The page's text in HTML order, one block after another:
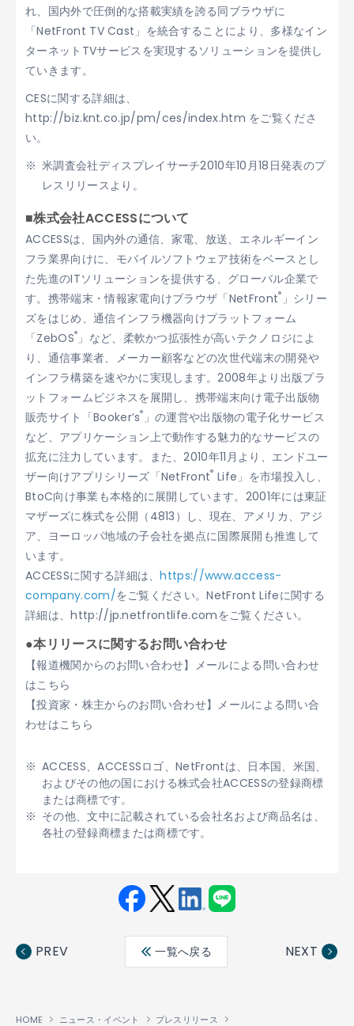
れ、国内外で圧倒的な搭載実績を誇る同ブラウザに
「NetFront TV Cast」を統合することにより、多様なイン
ターネットTVサービスを実現するソリューションを提供し
ていきます。
CESに関する詳細は、
http://biz.knt.co.jp/pm/ces/index.htm をご覧くださ
い。
米調査会社ディスプレイサーチ2010年10月18日発表のプ
レスリリースより。
■株式会社ACCESSについて
ACCESSは、国内外の通信、家電、放送、エネルギーイン
フラ業界向けに、モバイルソフトウェア技術をベースとし
た先進のITソリューションを提供する、グローバル企業で
す。携帯端末・情報家電向けブラウザ「NetFront® 」シリー
ズをはじめ、通信インフラ機器向けプラットフォーム
「ZebOS®」など、柔軟かつ拡張性が高いテクノロジによ
り、通信事業者、メーカー顧客などの次世代端末の開発や
インフラ構築を速やかに実現します。2008年より出版プラ
ットフォームビジネスを展開し、携帯端末向け電子出版物
販売サイト「Booker’s® 」の運営や出版物の電子化サービス
など、アプリケーション上で動作する魅力的なサービスの
拡充に注力しています。また、2010年11月より、エンドユー
ザー向けアプリシリーズ「NetFront® Life」を市場投入し、
BtoC向け事業も本格的に展開しています。2001年には東証
マザーズに株式を公開（4813）し、現在、アメリカ、アジ
ア、ヨーロッパ地域の子会社を拠点に国際展開も推進して
います。
ACCESSに関する詳細は、https://www.access-
company.com/をご覧ください。NetFront Lifeに関する
詳細は、http://jp.netfrontlife.comをご覧ください。
●本リリースに関するお問い合わせ
【報道機関からのお問い合わせ】メールによる問い合わせ
はこちら
【投資家・株主からのお問い合わせ】メールによる問い合
わせはこちら
ACCESS、ACCESSロゴ、NetFrontは、日本国、米国、
およびその他の国における株式会社ACCESSの登録商標
または商標です。
その他、文中に記載されている会社名および商品名は、
各社の登録商標または商標です。
ebo ter
edin
PREV 一覧へ戻る NEXT
HOME ニュース・イベント
プレスリリース